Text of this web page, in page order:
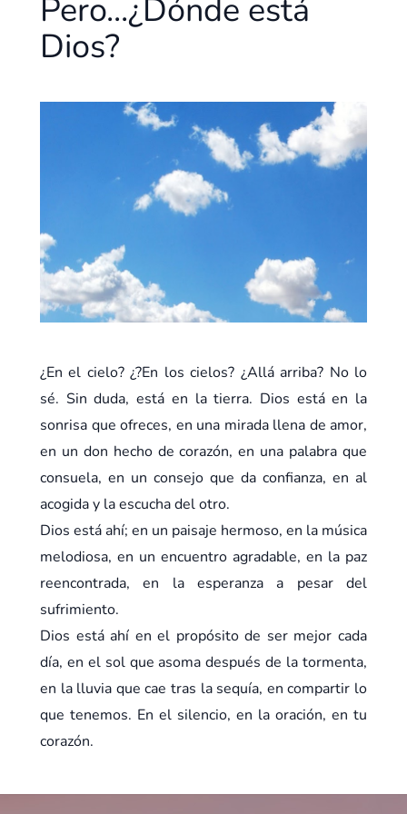
Pero...¿Dónde está
Dios?
¿En el cielo? ¿?En los cielos? ¿Allá arriba? No lo
sé. Sin duda, está en la tierra. Dios está en la
sonrisa que ofreces, en una mirada llena de amor,
en un don hecho de corazón, en una palabra que
consuela, en un consejo que da confianza, en al
acogida y la escucha del otro.
Dios está ahí; en un paisaje hermoso, en la música
melodiosa, en un encuentro agradable, en la paz
reencontrada, en la esperanza a pesar del
sufrimiento.
Dios está ahí en el propósito de ser mejor cada
día, en el sol que asoma después de la tormenta,
en la lluvia que cae tras la sequía, en compartir lo
que tenemos. En el silencio, en la oración, en tu
corazón.